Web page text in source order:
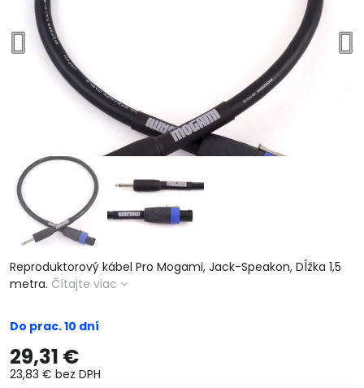
Reproduktorový kábel Pro Mogami, Jack-Speakon, Dĺžka 1,5
metra. Čítajte viac
Do prac. 10 dní
29,31 €
23,83 € bez DPH